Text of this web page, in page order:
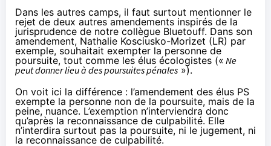
Dans les autres camps, il faut surtout mentionner le
rejet de deux autres amendements inspirés de la
jurisprudence de notre collègue Bluetouff. Dans son
amendement, Nathalie Kosciusko-Morizet (LR) par
exemple, souhaitait exempter la personne de
poursuite, tout comme les élus écologistes (« Ne
peut donner lieu à des poursuites pénales »).
On voit ici la différence : l’amendement des élus PS
exempte la personne non de la poursuite, mais de la
peine, nuance. L’exemption n’interviendra donc
qu’après la reconnaissance de culpabilité. Elle
n’interdira surtout pas la poursuite, ni le jugement, ni
la reconnaissance de culpabilité.